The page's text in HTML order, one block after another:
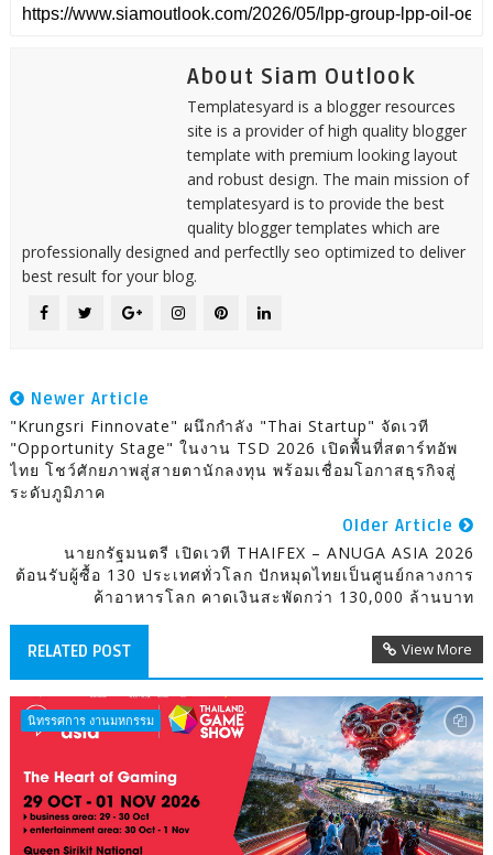
About Siam Outlook
Templatesyard is a blogger resources
site is a provider of high quality blogger
template with premium looking layout
and robust design. The main mission of
templatesyard is to provide the best
quality blogger templates which are
professionally designed and perfectlly seo optimized to deliver
best result for your blog.
Newer Article
"Krungsri Finnovate" ผนึกกำลัง "Thai Startup" จัดเวที
"Opportunity Stage" ในงาน TSD 2026 เปิดพื้นที่สตาร์ทอัพ
ไทย โชว์ศักยภาพสู่สายตานักลงทุน พร้อมเชื่อมโอกาสธุรกิจสู่
ระดับภูมิภาค
Older Article
นายกรัฐมนตรี เปิดเวที THAIFEX – ANUGA ASIA 2026
ต้อนรับผู้ซื้อ 130 ประเทศทั่วโลก ปักหมุดไทยเป็นศูนย์กลางการ
ค้าอาหารโลก คาดเงินสะพัดกว่า 130,000 ล้านบาท
RELATED POST View More
นิทรรศการ งานมหกรรม